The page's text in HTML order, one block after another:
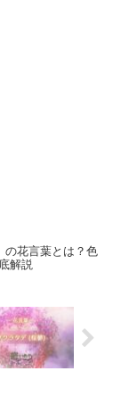
の花言葉とは？色
解説